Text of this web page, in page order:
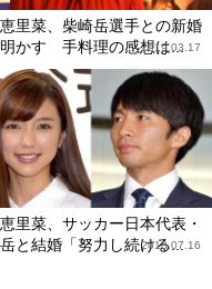
里菜、柴崎岳選手との新婚
かす 手料理の感想は...
2019.03.17
里菜、サッカー日本代表・
と結婚「努力し続ける...
2018.07.16